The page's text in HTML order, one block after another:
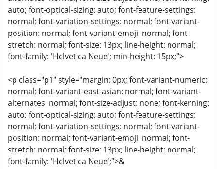
auto; font-optical-sizing: auto; font-feature-settings:
normal; font-variation-settings: normal; font-variant-
position: normal; font-variant-emoji: normal; font-
stretch: normal; font-size: 13px; line-height: normal;
font-family: 'Helvetica Neue'; min-height: 15px;">
<p class="p1" style="margin: 0px; font-variant-numeric:
normal; font-variant-east-asian: normal; font-variant-
alternates: normal; font-size-adjust: none; font-kerning:
auto; font-optical-sizing: auto; font-feature-settings:
normal; font-variation-settings: normal; font-variant-
position: normal; font-variant-emoji: normal; font-
stretch: normal; font-size: 13px; line-height: normal;
font-family: 'Helvetica Neue';">&